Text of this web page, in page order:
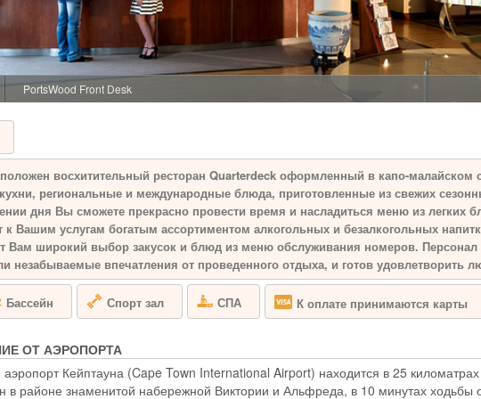
парк
ЮАР -
Aquila Safari &
назван в честь
угрозой
холмах
заповедник
Большой
BAKUBUNG
ЮАР -
Bakubung Bush
в десяти минутах
Пиланесберг - в
Большую
сафари. Лодж
львиных прайдов
BIRKENHEAD
PortsWood Front Desk
восхитительный ресторан Quarterdeck оформленный в капо-малайском
региональные и международные блюда, приготовленные из свежих
дня Вы сможете прекрасно провести время и насладиться меню из легких
к Вашим услугам богатым ассортиментом алкогольных и безалкогольных
Вам широкий выбор закусок и блюд из меню обслуживания номеров. Персонал
незабываемые впечатления от проведенного отдыха, и готов удовлетворить
Бассейн Спорт зал СПА К оплате принимаются карты
ОТ АЭРОПОРТА
Кейптауна (Cape Town International Airport) находится в 25
в районе знаменитой набережной Виктории и Альфреда, в 10 минутах ходьбы